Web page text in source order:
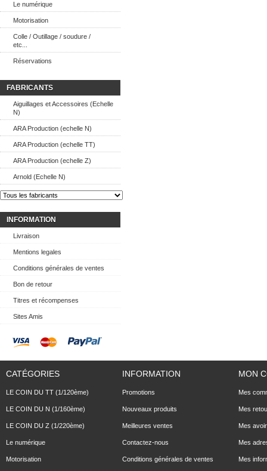
Le numérique
Motorisation
Colle / Outillage / soudure /
etc...
Réservations
FABRICANTS
Aiguillages et Accessoires (Echelle
N)
ARA Production (echelle N)
ARA Production (echelle TT)
ARA Production (echelle Z)
Arnold (Echelle N)
INFORMATION
Livraison
Mentions legales
Conditions générales de ventes
Bon de retour
Titres et récompenses
Sites Amis
CATÉGORIES
LE COIN DU TT (1/120ème)
LE COIN DU N (1/160ème)
LE COIN DU Z (1/220ème)
Le numérique
Motorisation
INFORMATION
Promotions
Nouveaux produits
Meilleures ventes
Contactez-nous
Conditions générales de ventes
MON
Mes
Mes
Mes
Mes
Mes